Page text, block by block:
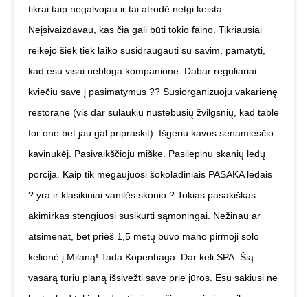
tikrai taip negalvojau ir tai atrodė netgi keista.
Neįsivaizdavau, kas čia gali būti tokio faino. Tikriausiai
reikėjo šiek tiek laiko susidraugauti su savim, pamatyti,
kad esu visai nebloga kompanione. Dabar reguliariai
kviečiu save į pasimatymus ?? Susiorganizuoju vakarienę
restorane (vis dar sulaukiu nustebusių žvilgsnių, kad table
for one bet jau gal pripraskit). Išgeriu kavos senamiesčio
kavinukėj. Pasivaikščioju miške. Pasilepinu skanių ledų
porcija. Kaip tik mėgaujuosi šokoladiniais PASAKA ledais
? yra ir klasikiniai vanilės skonio ? Tokias pasakiškas
akimirkas stengiuosi susikurti sąmoningai. Nežinau ar
atsimenat, bet prieš 1,5 metų buvo mano pirmoji solo
kelionė į Milaną! Tada Kopenhaga. Dar keli SPA. Šią
vasarą turiu planą išsivežti save prie jūros. Esu sakiusi ne